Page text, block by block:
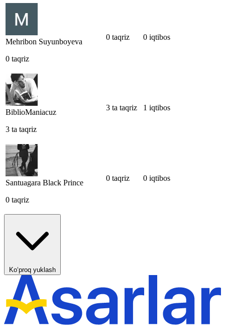
Mehribon Suyunboyeva
0 taqriz
0 taqriz 0 iqtibos
BiblioManiacuz
3 ta taqriz
3 ta taqriz 1 iqtibos
Santuagara Black Prince
0 taqriz
0 taqriz 0 iqtibos
Ko‘proq yuklash